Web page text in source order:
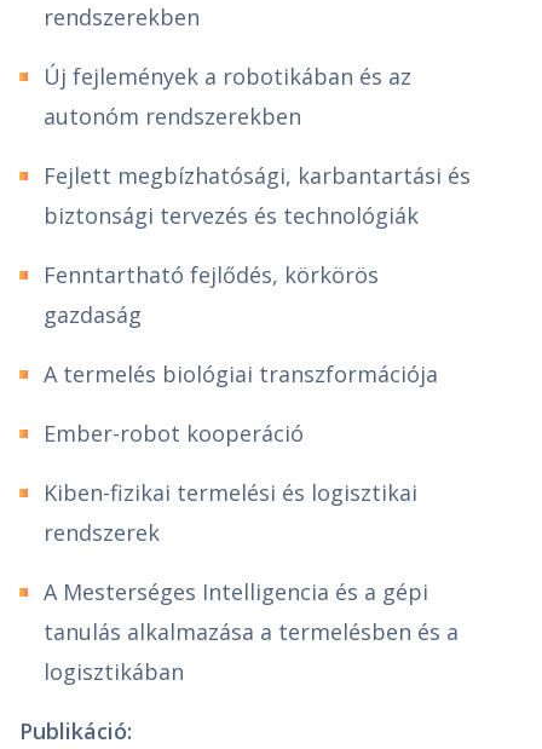
rendszerekben
Új fejlemények a robotikában és az
autonóm rendszerekben
Fejlett megbízhatósági, karbantartási és
biztonsági tervezés és technológiák
Fenntartható fejlődés, körkörös
gazdaság
A termelés biológiai transzformációja
Ember-robot kooperáció
Kiben-fizikai termelési és logisztikai
rendszerek
A Mesterséges Intelligencia és a gépi
tanulás alkalmazása a termelésben és a
logisztikában
Publikáció: